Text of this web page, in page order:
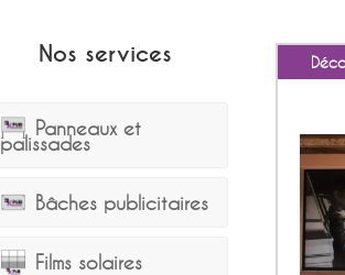
Nos services
Panneaux et
palissades
Bâches publicitaires
Films solaires